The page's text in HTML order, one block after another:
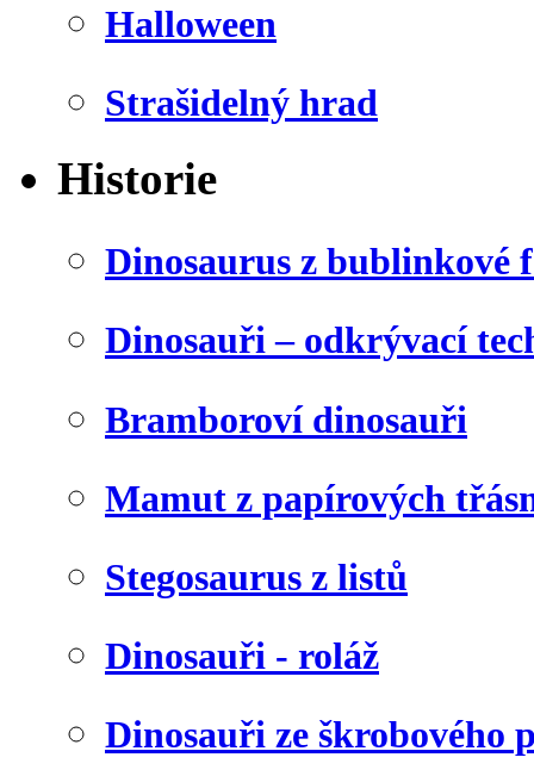
Halloween
Strašidelný hrad
Historie
Dinosaurus z bublinkové
Dinosauři – odkrývací
Bramboroví dinosauři
Mamut z papírových
Stegosaurus z listů
Dinosauři - roláž
Dinosauři ze škrobového